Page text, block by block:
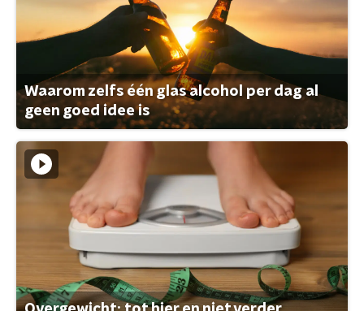
Waarom zelfs één glas alcohol per dag al
geen goed idee is